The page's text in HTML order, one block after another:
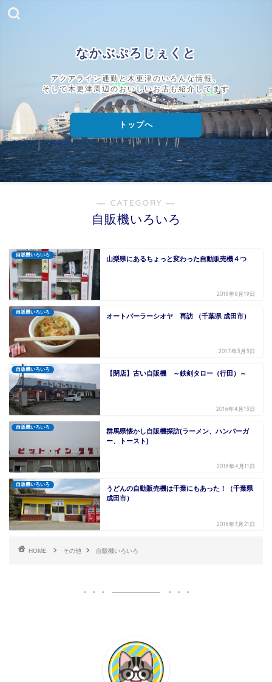
なかぶぷろじぇくと
アクアライン通勤と木更津のいろんな情報、
そして木更津周辺のおいしいお店も紹介してます
トップへ
― CATEGORY ―
自販機いろいろ
自販機いろいろ
山梨県にあるちょっと変わった自動販売機４つ
2018年8月19日
自販機いろいろ
オートパーラーシオヤ 再訪 （千葉県 成田市）
2017年3月3日
自販機いろいろ
【閉店】古い自販機 ～鉄剣タロー（行田）～
2016年4月13日
自販機いろいろ
群馬県懐かし自販機探訪(ラーメン、ハンバーガ
ー、トースト)
2016年4月11日
自販機いろいろ
うどんの自動販売機は千葉にもあった！（千葉県
成田市）
2016年3月21日
HOME その他 自販機いろいろ